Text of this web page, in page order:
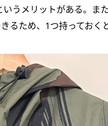
うメリットがある。ま
るため、1つ持っておく